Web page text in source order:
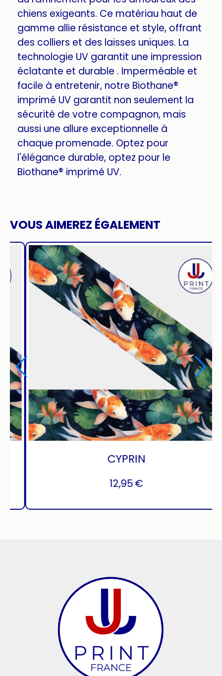
chiens exigeants. Ce matériau haut de
gamme allie résistance et style, offrant
des colliers et des laisses uniques. La
technologie UV garantit une impression
éclatante et durable . Imperméable et
facile à entretenir, notre Biothane®
imprimé UV garantit non seulement la
sécurité de votre compagnon, mais
aussi une allure exceptionnelle à
chaque promenade. Optez pour
l'élégance durable, optez pour le
Biothane® imprimé UV.
VOUS AIMEREZ ÉGALEMENT
CYPRIN
12,95€